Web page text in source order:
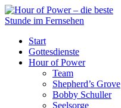
Start
Gottesdienste
Hour of Power
Team
Shepherd’s Grove
Bobby Schuller
Seelsorge